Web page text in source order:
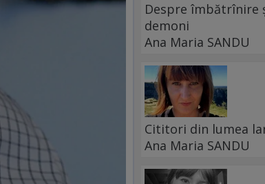
Despre îmbătrînire
demoni
Ana Maria SANDU
Cititori din lumea
Ana Maria SANDU